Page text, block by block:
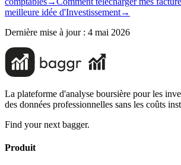
meilleure idée d'Investissement→
Dernière mise à jour : 4 mai 2026
La plateforme d'analyse boursière pour les
des données professionnelles sans les coûts
Find your next bagger.
Produit